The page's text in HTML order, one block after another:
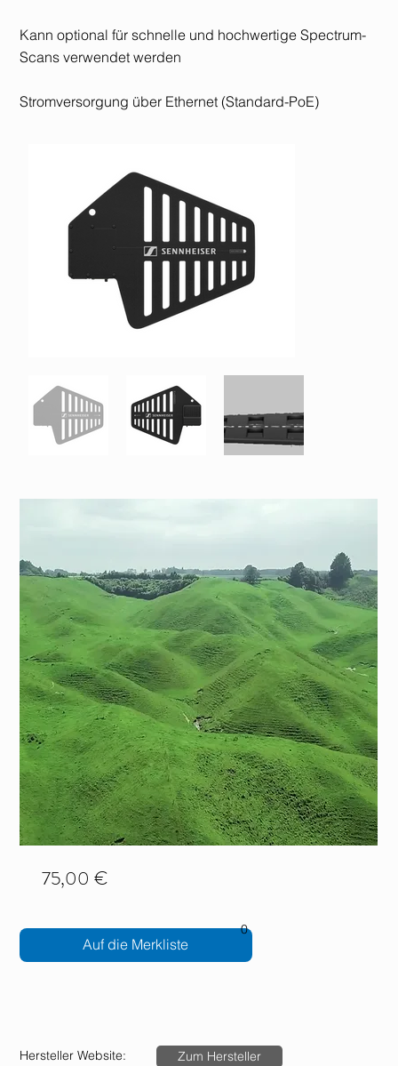
Kann optional für schnelle und hochwertige Spectrum-
Scans verwendet werden
Stromversorgung über Ethernet (Standard-PoE)
75,00 €
Auf die Merkliste
0
Hersteller Website: Zum Hersteller